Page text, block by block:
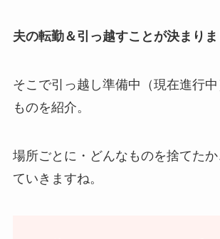
夫の転勤＆引っ越すことが決まりま
そこで引っ越し準備中（現在進行
ものを紹介。
場所ごとに・どんなものを捨てた
ていきますね。